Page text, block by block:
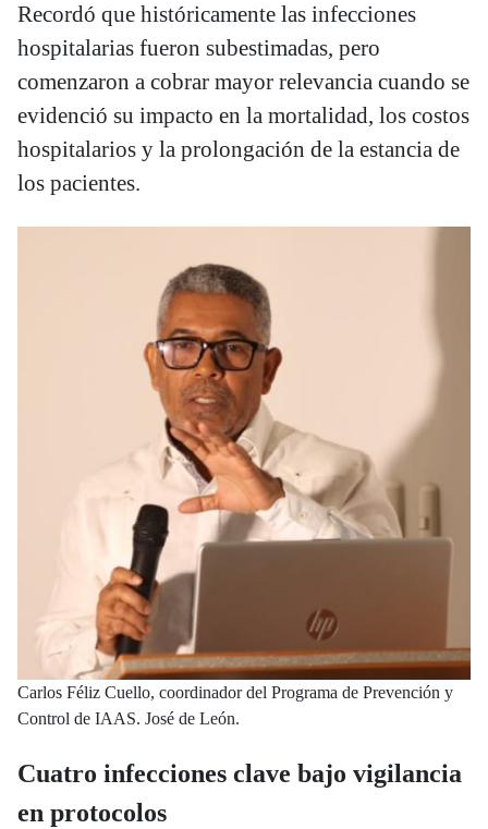
Recordó que históricamente las infecciones
hospitalarias fueron subestimadas, pero
comenzaron a cobrar mayor relevancia cuando se
evidenció su impacto en la mortalidad, los costos
hospitalarios y la prolongación de la estancia de
los pacientes.
Carlos Féliz Cuello, coordinador del Programa de Prevención y
Control de IAAS. José de León.
Cuatro infecciones clave bajo vigilancia
en protocolos